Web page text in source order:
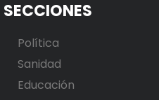
SECCIONES
Política
Sanidad
Educación